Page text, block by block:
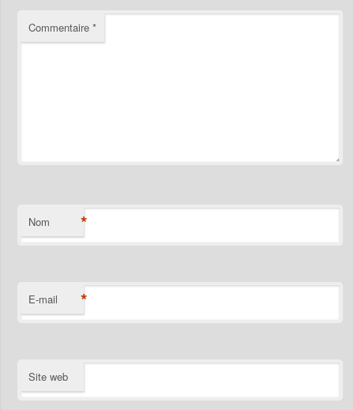
Commentaire*
Nom *
E-mail *
Site web